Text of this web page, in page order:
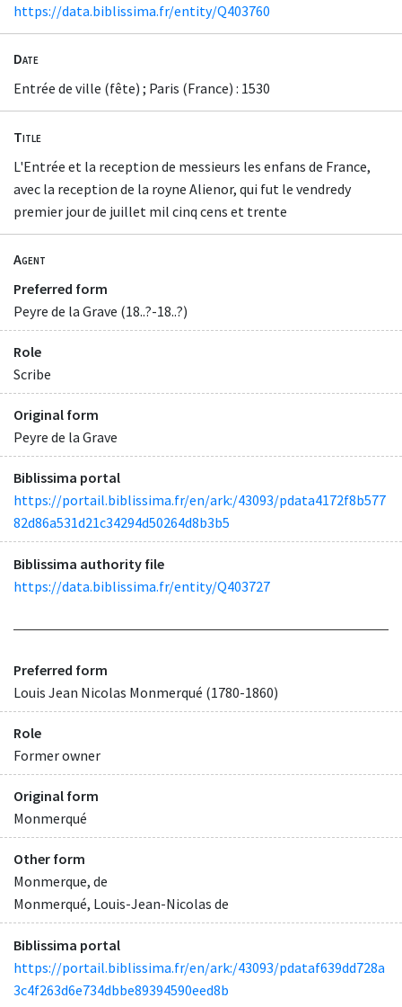
https://data.biblissima.fr/entity/Q403760
Date
Entrée de ville (fête) ; Paris (France) : 1530
Title
L'Entrée et la reception de messieurs les enfans de France,
avec la reception de la royne Alienor, qui fut le vendredy
premier jour de juillet mil cinq cens et trente
Agent
Preferred form
Peyre de la Grave (18..?-18..?)
Role
Scribe
Original form
Peyre de la Grave
Biblissima portal
https://portail.biblissima.fr/en/ark:/43093/pdata4172f8b577
82d86a531d21c34294d50264d8b3b5
Biblissima authority file
https://data.biblissima.fr/entity/Q403727
Preferred form
Louis Jean Nicolas Monmerqué (1780-1860)
Role
Former owner
Original form
Monmerqué
Other form
Monmerque, de
Monmerqué, Louis-Jean-Nicolas de
Biblissima portal
https://portail.biblissima.fr/en/ark:/43093/pdataf639dd728a
3c4f263d6e734dbbe89394590eed8b